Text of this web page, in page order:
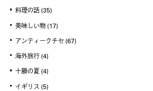
料理の話 (35)
美味しい物 (17)
アンティークチセ (67)
海外旅行 (4)
十勝の夏 (4)
イギリス (5)